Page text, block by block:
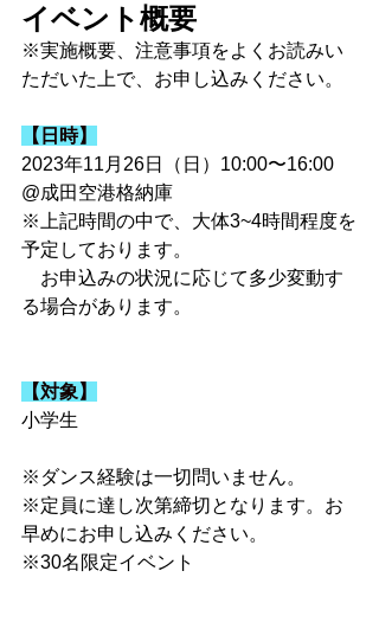
イベント概要
※実施概要、注意事項をよくお読みい
ただいた上で、お申し込みください。
【日時】
2023年11月26日（日）10:00〜16:00
@成田空港格納庫
※上記時間の中で、大体3~4時間程度を
予定しております。
お申込みの状況に応じて多少変動す
る場合があります。
【対象】
小学生
※ダンス経験は一切問いません。
※定員に達し次第締切となります。お
早めにお申し込みください。
※30名限定イベント